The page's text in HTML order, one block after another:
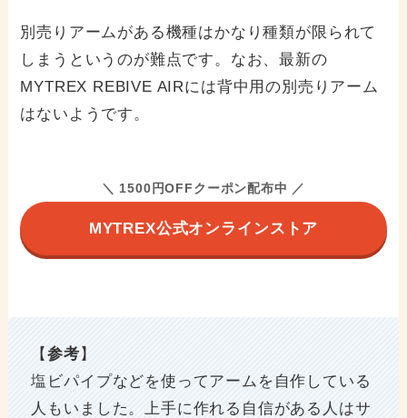
別売りアームがある機種はかなり種類が限られて
しまうというのが難点です。なお、最新の
MYTREX REBIVE AIRには背中用の別売りアーム
はないようです。
＼ 1500円OFFクーポン配布中 ／
MYTREX公式オンラインストア
【参考 】
塩ビパイプなどを使ってアームを自作している
人もいました。上手に作れる自信がある人はサ